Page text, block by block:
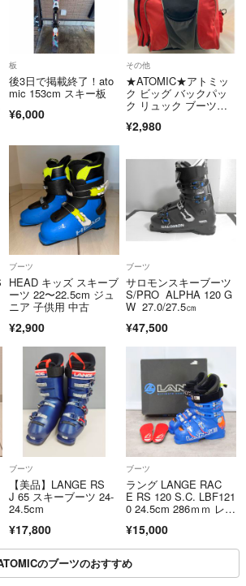
板
後3日で掲載終了！ato
mic 153cm スキー板
¥6,000
その他
★ATOMIC★アトミッ
ク ビッグ バックパッ
ク リュック ブーツケ
¥2,980
ブーツ
HEAD キッズ スキーブ
ーツ 22〜22.5cm ジュ
ニア 子供用 中古
¥2,900
ブーツ
サロモンスキーブーツ
S/PRO ALPHA 120 G
W 27.0/27.5㎝
¥47,500
ブーツ
【美品】LANGE RS
J 65 スキーブーツ 24-
24.5cm
¥17,800
ブーツ
ラング LANGE RAC
E RS 120 S.C. LBF121
0 24.5cm 286ｍｍ レー
ー ブーツ アウトドア
¥15,000
のブーツのおすすめ